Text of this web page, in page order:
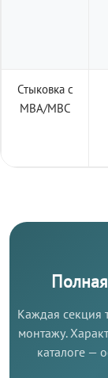
Стыковка с
МВА/МВС
Каждая секция
монтажу.
каталоге —